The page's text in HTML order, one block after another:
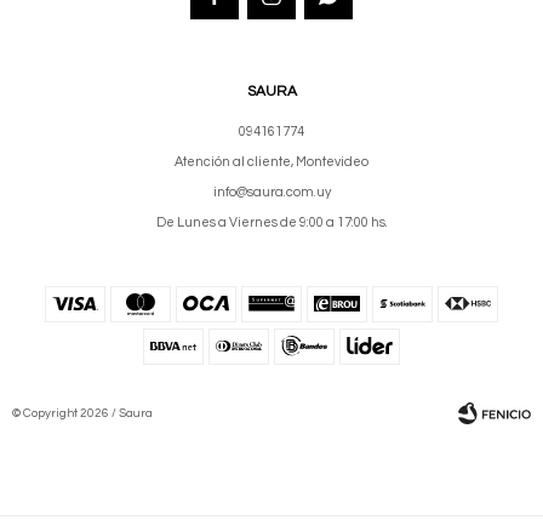
SAURA
094161774
Atención al cliente, Montevideo
info@saura.com.uy
De Lunes a Viernes de 9:00 a 17:00 hs.
© Copyright 2026 / Saura